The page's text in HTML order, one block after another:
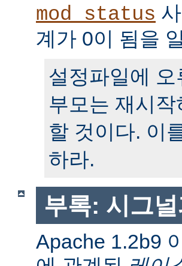
mod_status
계가 0이 됨을
설정파일에
부모는 재시
할 것이다. 이
하라.
부록: 시그
Apache 1.2b9